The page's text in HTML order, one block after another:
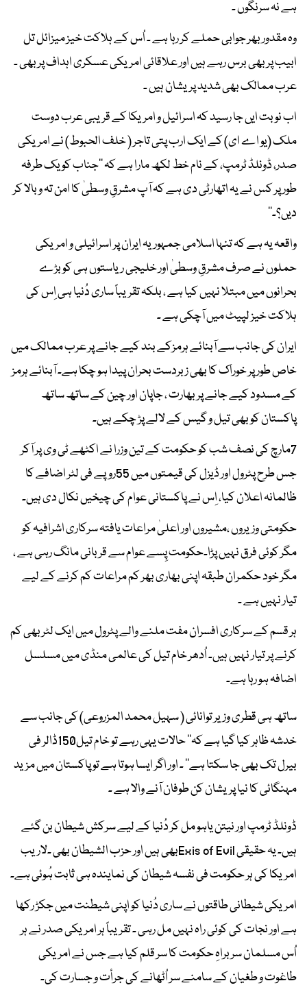
ہے نہ سرنگوں ۔
وہ مقدور بھر جوابی حملے کر رہا ہے ۔ اُس کے ہلاکت خیز میزائل تل
ابیب پر بھی برس رہے ہیں اور علاقائی امریکی عسکری اہداف پر بھی ۔
عرب ممالک بھی شدید پریشان ہیں ۔
اب نوبت ایں جا رسید کہ اسرائیل و امریکا کے قریبی عرب دوست
ملک (یو اے ای) کے ایک ارب پتی تاجر ( خلف الحبوط) نے امریکی
صدر، ڈونلڈ ٹرمپ، کے نام خط لکھ مارا ہے کہ ’’جناب کو یک طرفہ
طور پر کس نے یہ اتھارٹی دی ہے کہ آپ مشرقِ وسطیٰ کا امن تہ و بالا کر
دیں؟۔‘‘
واقعہ یہ ہے کہ تنہا اسلامی جمہوریہ ایران پر اسرائیلی و امریکی
حملوں نے صرف مشرقِ وسطیٰ اور خلیجی ریاستوں ہی کو بڑے
بحرانوں میں مبتلا نہیں کیا ہے ، بلکہ تقریباً ساری دُنیا ہی اِس کی
ہلاکت خیز لپیٹ میں آچکی ہے ۔
ایران کی جانب سے آبنائے ہرمزکے بند کیے جانے پر عرب ممالک میں
خاص طور پر خوراک کا بھی زبردست بحران پیدا ہو چکا ہے۔ آبنائے ہرمز
کے مسدود کیے جانے پر بھارت ، جاپان اور چین کے ساتھ ساتھ
پاکستان کو بھی تیل و گیس کے لالے پڑ چکے ہیں۔
7مارچ کی نصف شب کو حکومت کے تین وزرا نے اکٹھے ٹی وی پر آکر
جس طرح پٹرول اور ڈیزل کی قیمتوں میں 55روپے فی لٹر اضافے کا
ظالمانہ اعلان کیا، اِس نے پاکستانی عوام کی چیخیں نکال دی ہیں۔
حکومتی وزیروں ،مشیروں اور اعلیٰ مراعات یافتہ سرکاری اشرافیہ کو
مگر کوئی فرق نہیں پڑا۔حکومت پِسے عوام سے قربانی مانگ رہی ہے ،
مگر خود حکمران طبقہ اپنی بھاری بھر کم مراعات کم کرنے کے لیے
تیار نہیں ہے ۔
ہر قسم کے سرکاری افسران مفت ملنے والے پٹرول میں ایک لٹر بھی کم
کرنے پر تیار نہیں ہیں۔ اُدھر خام تیل کی عالمی منڈی میں مسلسل
اضافہ ہو رہا ہے۔
ساتھ ہی قطری وزیر توانائی ( سہیل محمد المزروعی) کی جانب سے
خدشہ ظاہر کیا گیا ہے کہ’’ حالات یہی رہے تو خام تیل150ڈالر فی
بیرل تک بھی جا سکتا ہے‘‘ ۔ اور اگر ایسا ہوتا ہے تو پاکستان میں مزید
مہنگائی کا نیا پریشان کن طوفان آنے والا ہے ۔
ڈونلڈ ٹرمپ اور نیتن یاہو مل کر دُنیا کے لیے سرکش شیطان بن گئے
ہیں۔ یہ حقیقی Exis of Evilبھی ہیں اور حزب الشیطان بھی ۔لاریب
امریکا کی ہر حکومت فی نفسہ شیطان کی نمایندہ ہی ثابت ہُوئی ہے۔
امریکی شیطانی طاقتوں نے ساری دُنیا کو اپنی شیطنت میں جکڑ رکھا
ہے اور نجات کی کوئی راہ نہیں مل رہی ۔ تقریباً ہر امریکی صدر نے ہر
اُس مسلمان سربراہِ حکومت کا سر قلم کیا ہے جس نے امریکی
طاغوت و طغیان کے سامنے سر اُٹھانے کی جرأت و جسارت کی۔